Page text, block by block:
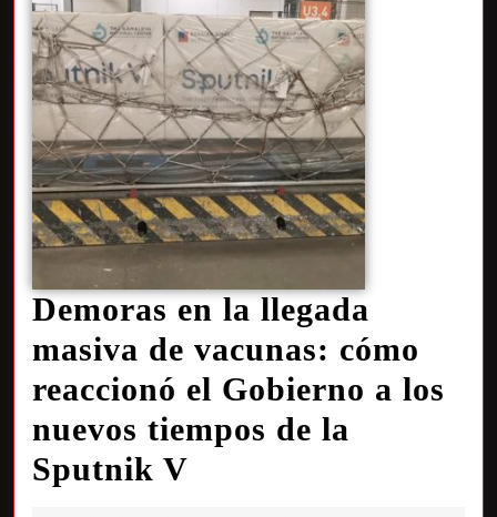
Demoras en la llegada
masiva de vacunas: cómo
reaccionó el Gobierno a los
nuevos tiempos de la
Sputnik V